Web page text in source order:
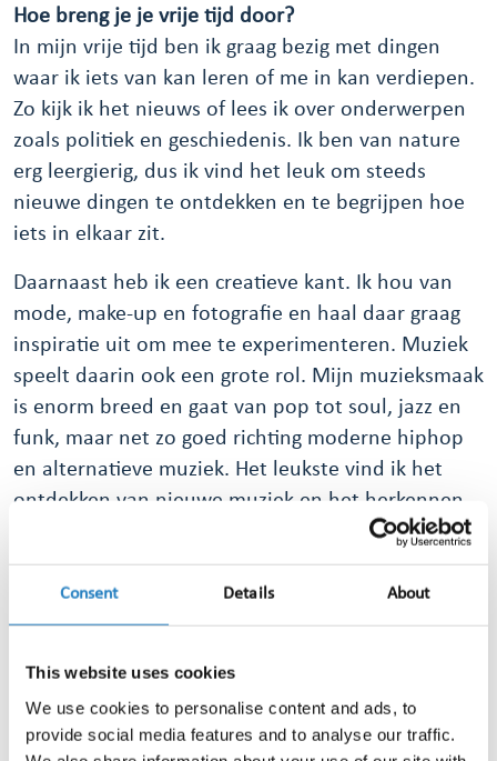
Consent Details About
This website uses cookies
We use cookies to personalise content and ads, to
provide social media features and to analyse our traffic.
Hoe breng je je vrije tijd door?
In mijn vrije tijd ben ik graag bezig met dingen
waar ik iets van kan leren of me in kan verdiepen.
Zo kijk ik het nieuws of lees ik over onderwerpen
zoals politiek en geschiedenis. Ik ben van nature
erg leergierig, dus ik vind het leuk om steeds
nieuwe dingen te ontdekken en te begrijpen hoe
iets in elkaar zit.
Daarnaast heb ik een creatieve kant. Ik hou van
mode, make-up en fotografie en haal daar graag
inspiratie uit om mee te experimenteren. Muziek
speelt daarin ook een grote rol. Mijn muzieksmaak
is enorm breed en gaat van pop tot soul, jazz en
funk, maar net zo goed richting moderne hiphop
en alternatieve muziek. Het leukste vind ik het
ontdekken van nieuwe muziek en het herkennen
documentaires en ben ik altijd in voor een
voetbalwedstrijd of een goede serie.
leren. Zelf spreek ik drie talen en dankzij mijn
vriend komt daar nu zelfs een vierde bij, want ik